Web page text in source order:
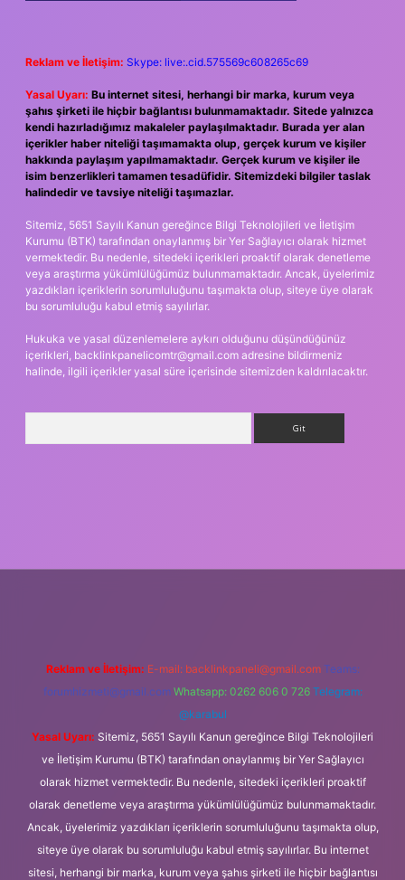
Reklam ve İletişim: Skype: live:.cid.575569c608265c69
Yasal Uyarı: Bu internet sitesi, herhangi bir marka, kurum veya
şahıs şirketi ile hiçbir bağlantısı bulunmamaktadır. Sitede yalnızca
kendi hazırladığımız makaleler paylaşılmaktadır. Burada yer alan
içerikler haber niteliği taşımamakta olup, gerçek kurum ve kişiler
hakkında paylaşım yapılmamaktadır. Gerçek kurum ve kişiler ile
isim benzerlikleri tamamen tesadüfidir. Sitemizdeki bilgiler taslak
halindedir ve tavsiye niteliği taşımazlar.
Sitemiz, 5651 Sayılı Kanun gereğince Bilgi Teknolojileri ve İletişim
Kurumu (BTK) tarafından onaylanmış bir Yer Sağlayıcı olarak hizmet
vermektedir. Bu nedenle, sitedeki içerikleri proaktif olarak denetleme
veya araştırma yükümlülüğümüz bulunmamaktadır. Ancak, üyelerimiz
yazdıkları içeriklerin sorumluluğunu taşımakta olup, siteye üye olarak
bu sorumluluğu kabul etmiş sayılırlar.
Hukuka ve yasal düzenlemelere aykırı olduğunu düşündüğünüz
içerikleri, backlinkpanelicomtr@gmail.com adresine bildirmeniz
halinde, ilgili içerikler yasal süre içerisinde sitemizden kaldırılacaktır.
Reklam ve İletişim: E-mail: backlinkpaneli@gmail.com Teams:
forumhizmeti@gmail.com Whatsapp: 0262 606 0 726 Telegram:
@karabul
Yasal Uyarı: Sitemiz, 5651 Sayılı Kanun gereğince Bilgi Teknolojileri
ve İletişim Kurumu (BTK) tarafından onaylanmış bir Yer Sağlayıcı
olarak hizmet vermektedir. Bu nedenle, sitedeki içerikleri proaktif
olarak denetleme veya araştırma yükümlülüğümüz bulunmamaktadır.
Ancak, üyelerimiz yazdıkları içeriklerin sorumluluğunu taşımakta olup,
siteye üye olarak bu sorumluluğu kabul etmiş sayılırlar. Bu internet
sitesi, herhangi bir marka, kurum veya şahıs şirketi ile hiçbir bağlantısı